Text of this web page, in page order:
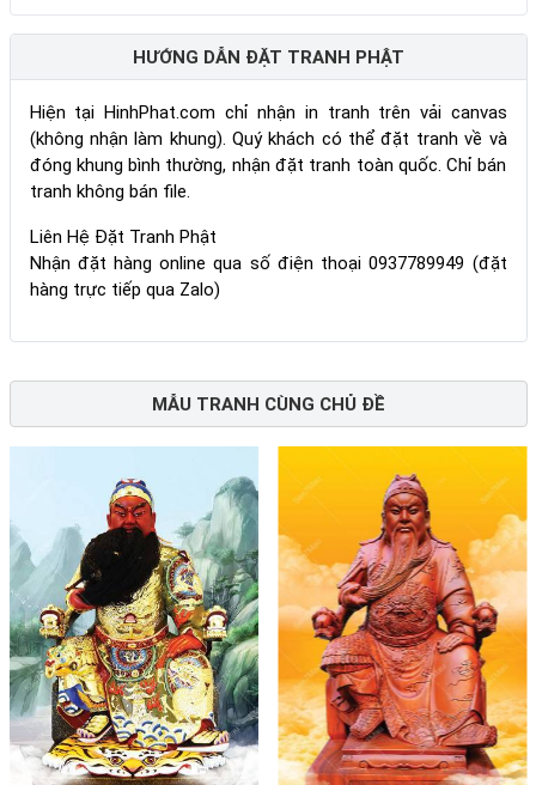
HƯỚNG DẪN ĐẶT TRANH PHẬT
Hiện tại HinhPhat.com chỉ nhận in tranh trên vải canvas
(không nhận làm khung). Quý khách có thể đặt tranh về và
đóng khung bình thường, nhận đặt tranh toàn quốc. Chỉ bán
tranh không bán file.
Liên Hệ Đặt Tranh Phật
Nhận đặt hàng online qua số điện thoại 0937789949 (đặt
hàng trực tiếp qua Zalo)
MẪU TRANH CÙNG CHỦ ĐỀ